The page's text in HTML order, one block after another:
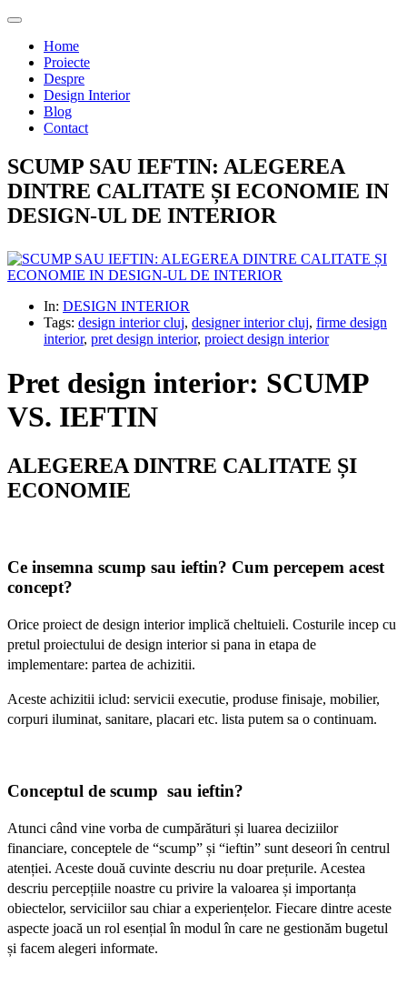
Home
Proiecte
Despre
Design Interior
Blog
Contact
SCUMP SAU IEFTIN: ALEGEREA
DINTRE CALITATE ȘI ECONOMIE IN
DESIGN-UL DE INTERIOR
In: DESIGN INTERIOR
Tags: design interior cluj, designer interior cluj, firme design
interior, pret design interior, proiect design interior
Pret design interior: SCUMP
VS. IEFTIN
ALEGEREA DINTRE CALITATE ȘI
ECONOMIE
Ce insemna scump sau ieftin? Cum percepem acest
concept?
Orice proiect de design interior implică cheltuieli. Costurile incep cu
pretul proiectului de design interior si pana in etapa de
implementare: partea de achizitii.
Aceste achizitii iclud: servicii executie, produse finisaje, mobilier,
corpuri iluminat, sanitare, placari etc. lista putem sa o continuam.
Conceptul de scump sau ieftin?
Atunci când vine vorba de cumpărături și luarea deciziilor
financiare, conceptele de “scump” și “ieftin” sunt deseori în centrul
atenției. Aceste două cuvinte descriu nu doar prețurile. Acestea
descriu percepțiile noastre cu privire la valoarea și importanța
obiectelor, serviciilor sau chiar a experiențelor. Fiecare dintre aceste
aspecte joacă un rol esențial în modul în care ne gestionăm bugetul
și facem alegeri informate.